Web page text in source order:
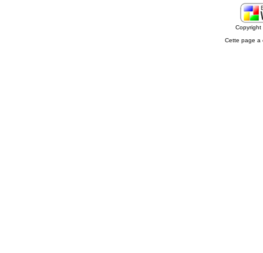
Cette page a